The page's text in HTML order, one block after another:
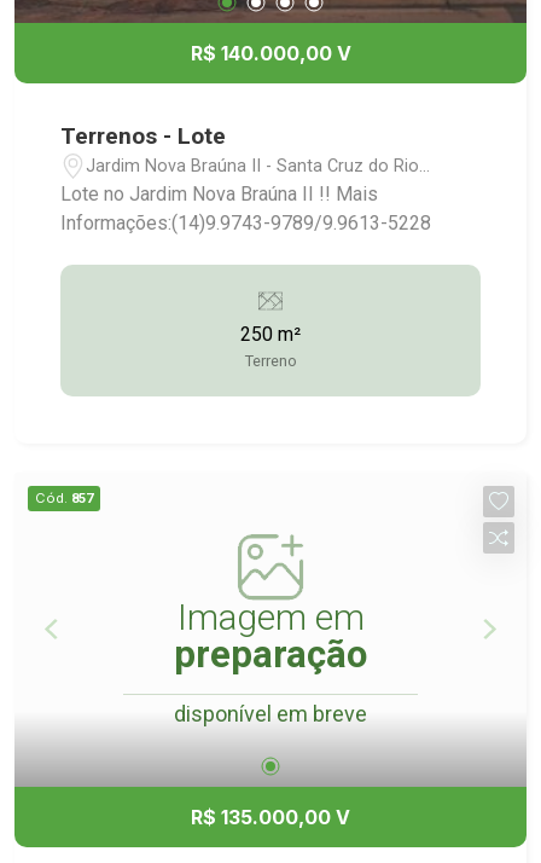
R$ 140.000,00 V
Terrenos - Lote
Jardim Nova Braúna II - Santa Cruz do Rio
Pardo/SP
Lote no Jardim Nova Braúna II !! Mais
Informações:(14)9.9743-9789/9.9613-5228
250 m²
Terreno
Cód. 857
Imagem em
preparação
disponível em breve
R$ 135.000,00 V